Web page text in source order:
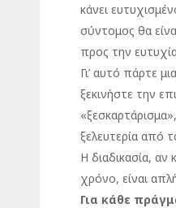
κάνει
σύντομος θα
προς την
Γι’ αυτό πάρτε
ξεκινήστε την
ξελευτερία από
Η διαδικασία, αν
χρόνο, είναι
Για κάθε